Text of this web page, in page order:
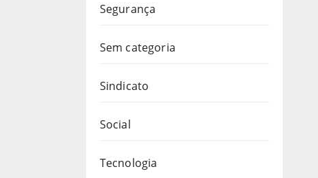
Segurança
Sem categoria
Sindicato
Social
Tecnologia